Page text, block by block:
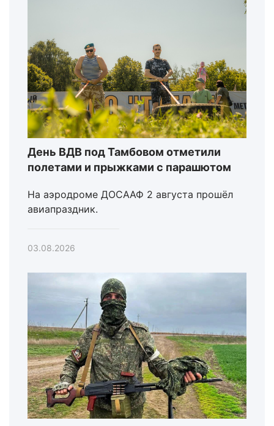
День ВДВ под Тамбовом отметили
полетами и прыжками с парашютом
На аэродроме ДОСААФ 2 августа прошёл
авиапраздник.
03.08.2026